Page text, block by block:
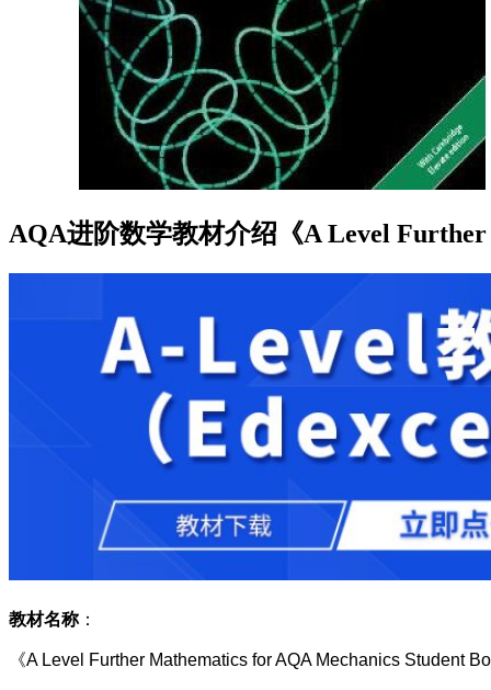
AQA进阶数学教材介绍《A Level
教材名称：
《A Level Further Mathematics for AQA Mechanics Student